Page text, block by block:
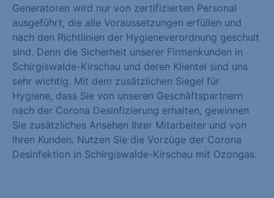
Generatoren wird nur von zertifizierten Personal
ausgeführt, die alle Voraussetzungen erfüllen und
nach den Richtlinien der Hygieneverordnung geschult
sind. Denn die Sicherheit unserer Firmenkunden in
Schirgiswalde-Kirschau und deren Klientel sind uns
sehr wichtig. Mit dem zusätzlichen Siegel für
Hygiene, dass Sie von unseren Geschäftspartnern
nach der Corona Desinfizierung erhalten, gewinnen
Sie zusätzliches Ansehen Ihrer Mitarbeiter und von
Ihren Kunden. Nutzen Sie die Vorzüge der Corona
Desinfektion in Schirgiswalde-Kirschau mit Ozongas.